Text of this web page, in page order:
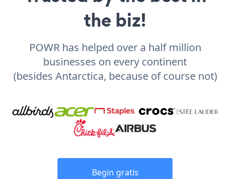
the biz!
POWR has helped over a half million
businesses on every continent
(besides Antarctica, because of course not)
Begin gratis